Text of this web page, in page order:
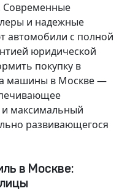
Современные
и надежные
автомобили с полной
юридической
покупку в
машины в Москве —
максимальный
развивающегося
в Москве: